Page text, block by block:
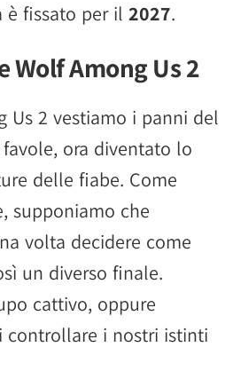
è fissato per il 2027.
Wolf Among Us 2
Us 2 vestiamo i panni del
ora diventato lo
delle fiabe. Come
supponiamo che
volta decidere come
un diverso finale.
cattivo, oppure
controllare i nostri istinti